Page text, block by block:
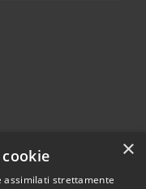
×
assimilati strettamente